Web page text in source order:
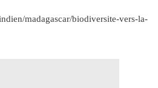
madagascar/biodiversite-vers-la-